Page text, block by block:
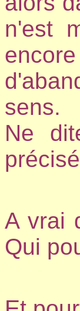
n'est
sens.
Ne
A vrai
Qui